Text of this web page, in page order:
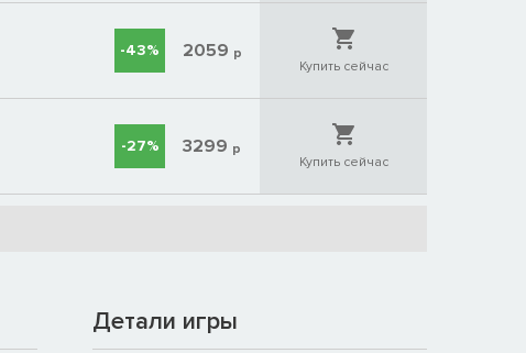
-43% 2059 р
Купить сейчас
-27% 3299 р
Купить сейчас
Детали игры